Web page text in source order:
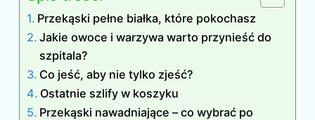
Przekąski pełne białka, które pokochasz
Jakie owoce i warzywa warto przynieść do
szpitala?
Co jeść, aby nie tylko zjeść?
Ostatnie szlify w koszyku
Przekąski nawadniające – co wybrać po